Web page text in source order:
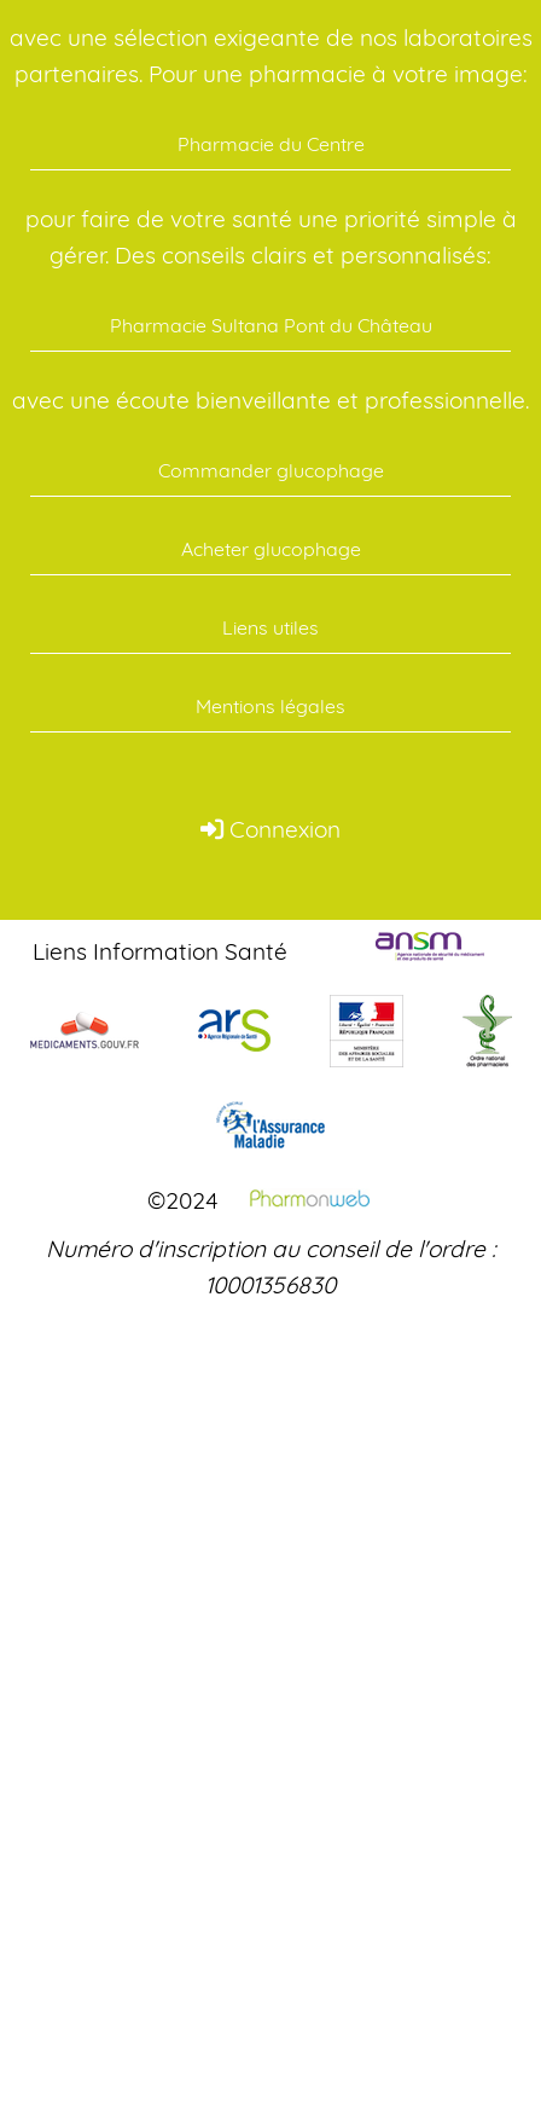
avec une sélection exigeante de nos laboratoires
partenaires. Pour une pharmacie à votre image:
Pharmacie du Centre
pour faire de votre santé une priorité simple à
gérer. Des conseils clairs et personnalisés:
Pharmacie Sultana Pont du Château
avec une écoute bienveillante et professionnelle.
Commander glucophage
Acheter glucophage
Liens utiles
Mentions légales
Connexion
Liens Information Santé
©2024
Numéro d'inscription au conseil de l'ordre :
10001356830